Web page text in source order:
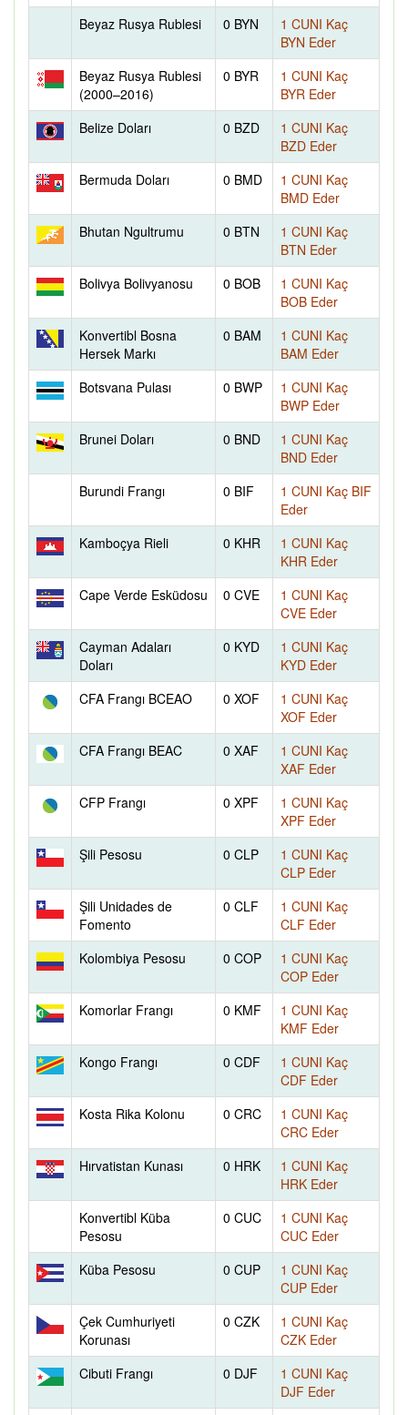
Beyaz Rusya Rublesi 0 BYN
1 CUNI Kaç
BYN Eder
Beyaz Rusya Rublesi
(2000–2016)
0 BYR
1 CUNI Kaç
BYR Eder
Belize Doları
0 BZD
1 CUNI Kaç
BZD Eder
Bermuda Doları
0 BMD
1 CUNI Kaç
BMD Eder
Bhutan Ngultrumu
0 BTN
1 CUNI Kaç
BTN Eder
Bolivya Bolivyanosu
0 BOB
1 CUNI Kaç
BOB Eder
Konvertibl Bosna
Hersek Markı
0 BAM
1 CUNI Kaç
BAM Eder
Botsvana Pulası
0 BWP
1 CUNI Kaç
BWP Eder
Brunei Doları
0 BND
1 CUNI Kaç
BND Eder
Burundi Frangı
0 BIF
1 CUNI Kaç BIF
Eder
Kamboçya Rieli
0 KHR
1 CUNI Kaç
KHR Eder
Cape Verde Esküdosu
0 CVE
1 CUNI Kaç
CVE Eder
Cayman Adaları
Doları
0 KYD
1 CUNI Kaç
KYD Eder
CFA Frangı BCEAO
0 XOF
1 CUNI Kaç
XOF Eder
CFA Frangı BEAC
0 XAF
1 CUNI Kaç
XAF Eder
CFP Frangı
0 XPF
1 CUNI Kaç
XPF Eder
Şili Pesosu
0 CLP
1 CUNI Kaç
CLP Eder
Şili Unidades de
Fomento
0 CLF
1 CUNI Kaç
CLF Eder
Kolombiya Pesosu
0 COP
1 CUNI Kaç
COP Eder
Komorlar Frangı
0 KMF
1 CUNI Kaç
KMF Eder
Kongo Frangı
0 CDF
1 CUNI Kaç
CDF Eder
Kosta Rika Kolonu
0 CRC
1 CUNI Kaç
CRC Eder
Hırvatistan Kunası
0 HRK
1 CUNI Kaç
HRK Eder
Konvertibl Küba
Pesosu
0 CUC
1 CUNI Kaç
CUC Eder
Küba Pesosu
0 CUP
1 CUNI Kaç
CUP Eder
Çek Cumhuriyeti
Korunası
0 CZK
1 CUNI Kaç
CZK Eder
Cibuti Frangı
0 DJF
1 CUNI Kaç
DJF Eder